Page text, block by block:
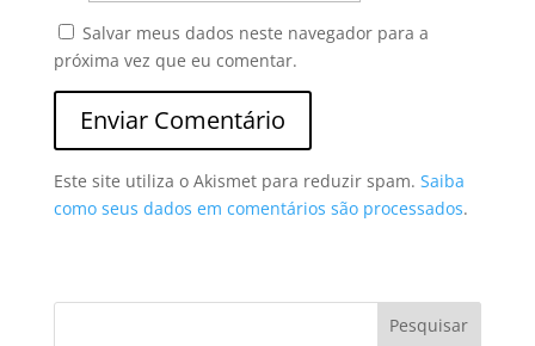
Salvar meus dados neste navegador para a
próxima vez que eu comentar.
Este site utiliza o Akismet para reduzir spam. Saiba
como seus dados em comentários são processados.
Pesquisar